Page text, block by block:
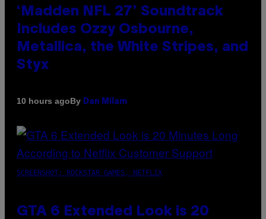
‘Madden NFL 27’ Soundtrack
Includes Ozzy Osbourne,
Metallica, the White Stripes, and
Styx
10 hours agoBy Dan Milam
SCREENSHOT: ROCKSTAR GAMES, NETFLIX
GTA 6 Extended Look is 20